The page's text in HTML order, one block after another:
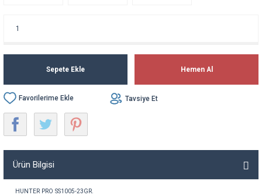
Sepete Ekle Hemen Al
Tavsiye Et
Ürün Bilgisi
HUNTER PRO SS1005-23GR